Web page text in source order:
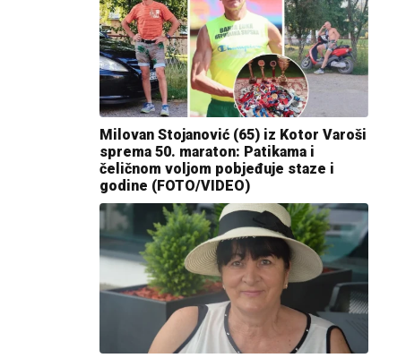
Milovan Stojanović (65) iz Kotor Varoši
sprema 50. maraton: Patikama i
čeličnom voljom pobjeđuje staze i
godine (FOTO/VIDEO)